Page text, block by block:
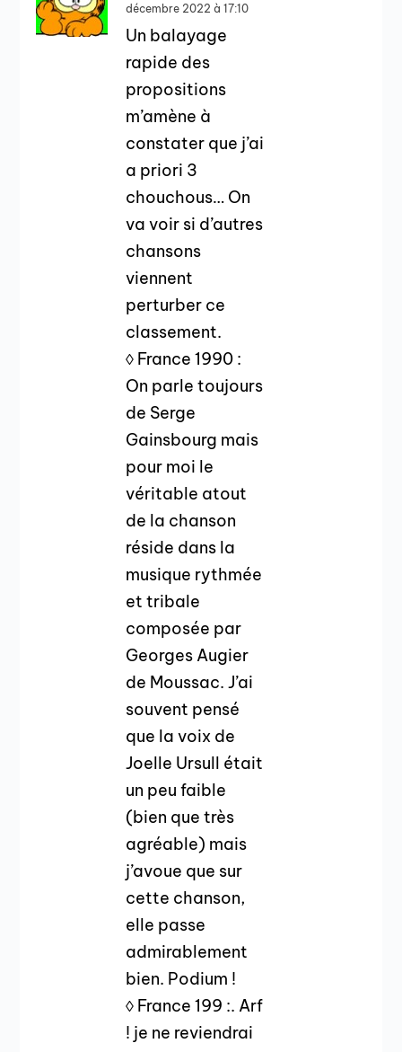
décembre 2022 à 17:10
Un balayage
rapide des
propositions
m’amène à
constater que j’ai
a priori 3
chouchous… On
va voir si d’autres
chansons
viennent
perturber ce
classement.
◊ France 1990 :
On parle toujours
de Serge
Gainsbourg mais
pour moi le
véritable atout
de la chanson
réside dans la
musique rythmée
et tribale
composée par
Georges Augier
de Moussac. J’ai
souvent pensé
que la voix de
Joelle Ursull était
un peu faible
(bien que très
agréable) mais
j’avoue que sur
cette chanson,
elle passe
admirablement
bien. Podium !
◊ France 199 :. Arf
! je ne reviendrai